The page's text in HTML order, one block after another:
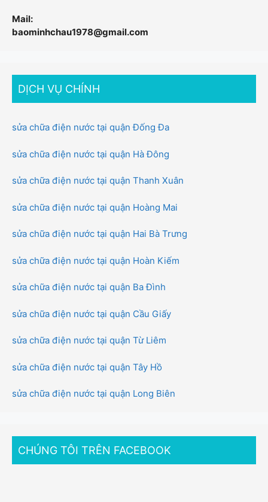
Mail:
baominhchau1978@gmail.com
DỊCH VỤ CHÍNH
sửa chữa điện nước tại quận Đống Đa
sửa chữa điện nước tại quận Hà Đông
sửa chữa điện nước tại quận Thanh Xuân
sửa chữa điện nước tại quận Hoàng Mai
sửa chữa điện nước tại quận Hai Bà Trưng
sửa chữa điện nước tại quận Hoàn Kiếm
sửa chữa điện nước tại quận Ba Đình
sửa chữa điện nước tại quận Cầu Giấy
sửa chữa điện nước tại quận Từ Liêm
sửa chữa điện nước tại quận Tây Hồ
sửa chữa điện nước tại quận Long Biên
CHÚNG TÔI TRÊN FACEBOOK